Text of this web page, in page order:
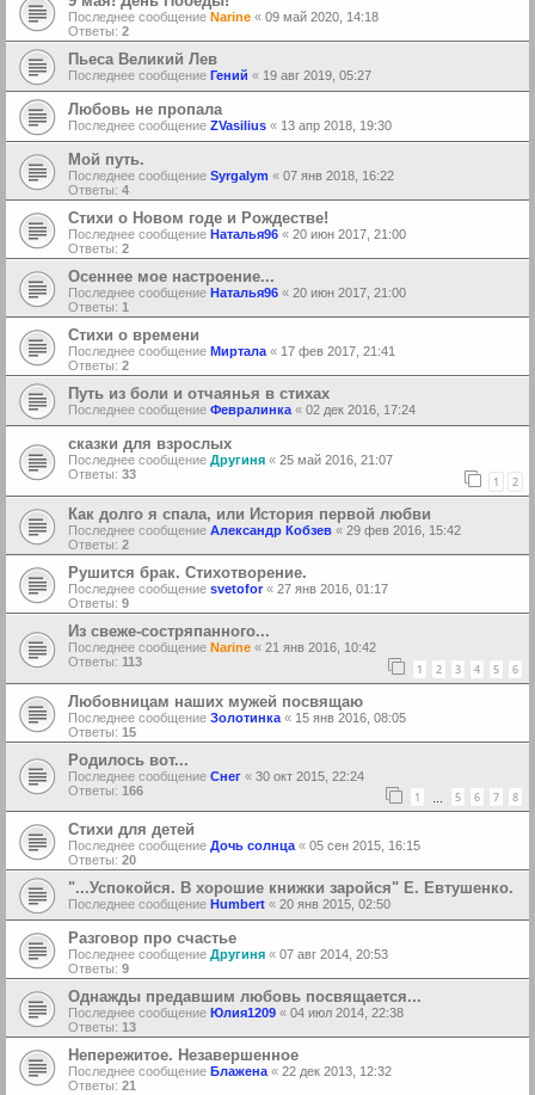
Последнее сообщение Narine « 09 май 2020, 14:18
Ответы: 2
Пьеса Великий Лев
Последнее сообщение Гений « 19 авг 2019, 05:27
Любовь не пропала
Последнее сообщение ZVasilius « 13 апр 2018, 19:30
Мой путь.
Последнее сообщение Syrgalym « 07 янв 2018, 16:22
Ответы: 4
Стихи о Новом годе и Рождестве!
Последнее сообщение Наталья96 « 20 июн 2017, 21:00
Ответы: 2
Осеннее мое настроение...
Последнее сообщение Наталья96 « 20 июн 2017, 21:00
Ответы: 1
Стихи о времени
Последнее сообщение Миртала « 17 фев 2017, 21:41
Ответы: 2
Путь из боли и отчаянья в стихах
Последнее сообщение Февралинка « 02 дек 2016, 17:24
сказки для взрослых
Последнее сообщение Другиня « 25 май 2016, 21:07
Ответы: 33 1 2
Как долго я спала, или История первой любви
Последнее сообщение Александр Кобзев « 29 фев 2016, 15:42
Ответы: 2
Рушится брак. Стихотворение.
Последнее сообщение svetofor« 27 янв 2016, 01:17
Ответы: 9
Из свеже-состряпанного...
Последнее сообщение Narine « 21 янв 2016, 10:42
Ответы: 113 1 2 3 4 5 6
Любовницам наших мужей посвящаю
Последнее сообщение Золотинка « 15 янв 2016, 08:05
Ответы: 15
Родилось вот...
Последнее сообщение Снег « 30 окт 2015, 22:24
Ответы: 166 1 5 6 7 8
Стихи для детей
Последнее сообщение Дочь солнца « 05 сен 2015, 16:15
Ответы: 20
"...Успокойся. В хорошие книжки заройся" Е. Евтушенко.
Последнее сообщение Humbert « 20 янв 2015, 02:50
Разговор про счастье
Последнее сообщение Другиня « 07 авг 2014, 20:53
Ответы: 9
Однажды предавшим любовь посвящается...
Последнее сообщение Юлия1209 « 04 июл 2014, 22:38
Ответы: 13
Непережитое. Незавершенное
Последнее сообщение Блажена « 22 дек 2013, 12:32
Ответы: 21